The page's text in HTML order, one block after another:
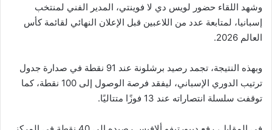
وشهد اللقاء حضور لويس دي لا فوينتي، المدير الفني لمنتخب
إسبانيا، لمتابعة عدد من اللاعبين قبل الإعلان النهائي لقائمة كأس
العالم 2026.
وبهذه النتيجة، تجمد رصيد برشلونة عند 91 نقطة في صدارة جدول
ترتيب الدوري الإسباني، ليفقد فرصة الوصول إلى 100 نقطة، كما
توقفت سلسلة انتصاراته عند 13 فوزًا متتاليًا.